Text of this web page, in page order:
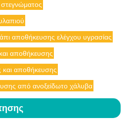
αποθήκευσης ελέγχου υγρασίας
αποθήκευσης
και αποθήκευσης
από ανοξείδωτο χάλυβα